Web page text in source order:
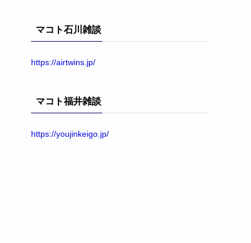
ブマコト石川雑談
https://airtwins.jp/
マコト福井雑談
https://youjinkeigo.jp/